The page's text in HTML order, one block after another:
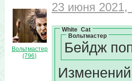
Вольтмастер
(796)
23 июня 2021,
White_Cat
Вольтмастер
Бейдж